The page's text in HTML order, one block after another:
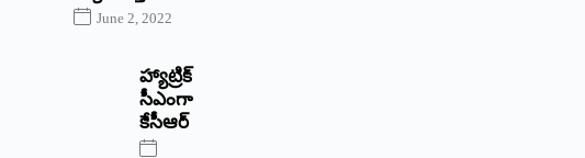
June 2, 2022
హ్యాట్రిక్‌
‌సీఎంగా
కేసీఆర్‌